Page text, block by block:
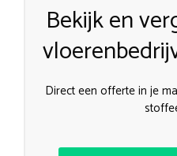
Bekijk en
Direct een offerte in je